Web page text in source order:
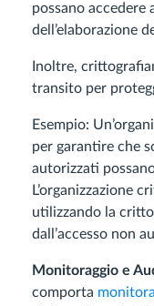
possano accedere
dell’elaborazione
Inoltre,
transito per
Esempio:
per garantire che
autorizzati
L’organizzazione
utilizzando la
dall’accesso non
Monitoraggio e
comporta